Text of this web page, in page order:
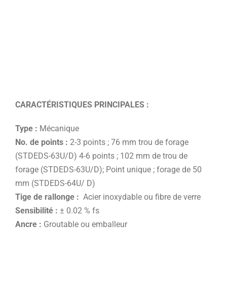
CARACTÉRISTIQUES PRINCIPALES :
Type : Mécanique
No. de points : 2-3 points ; 76 mm trou de forage
(STDEDS-63U/D) 4-6 points ; 102 mm de trou de
forage (STDEDS-63U/D); Point unique ; forage de 50
mm (STDEDS-64U/ D)
Tige de rallonge : Acier inoxydable ou fibre de verre
Sensibilité : ± 0.02 % fs
Ancre : Groutable ou emballeur